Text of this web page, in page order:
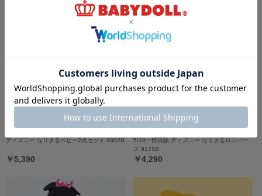
ディズニー なりきるベビー2点セット 9802B
￥5,390
5/18一部再販 ディズニー なりきるロンパー
ス 9175B
￥4,290